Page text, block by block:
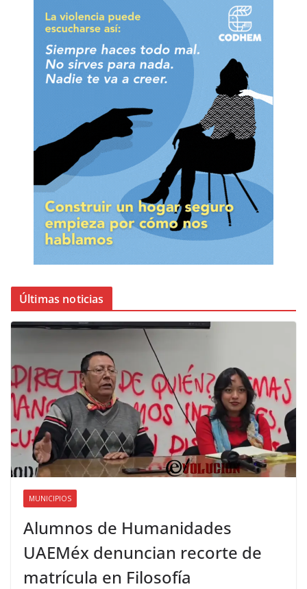
Últimas noticias
MUNICIPIOS
Alumnos de Humanidades
UAEMéx denuncian recorte de
matrícula en Filosofía